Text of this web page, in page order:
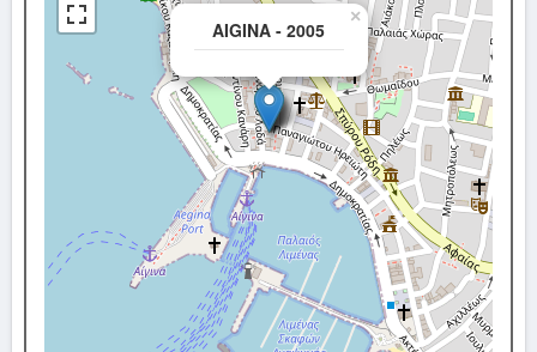
AIGINA - 2005
×